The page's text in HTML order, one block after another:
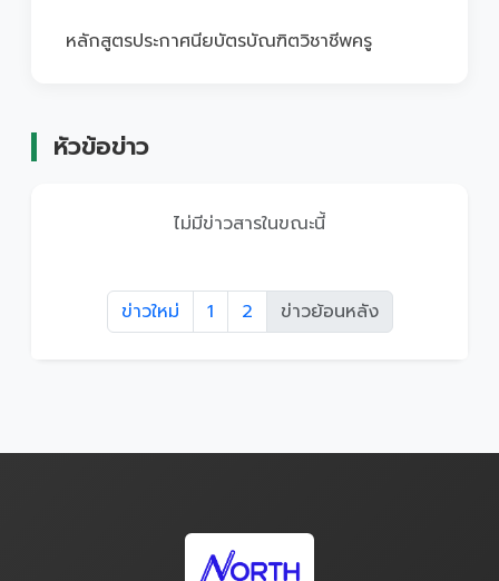
หลักสูตรประกาศนียบัตรบัณฑิตวิชาชีพครู
หัวข้อข่าว
ไม่มีข่าวสารในขณะนี้
ข่าวใหม่ 1 2 ข่าวย้อนหลัง